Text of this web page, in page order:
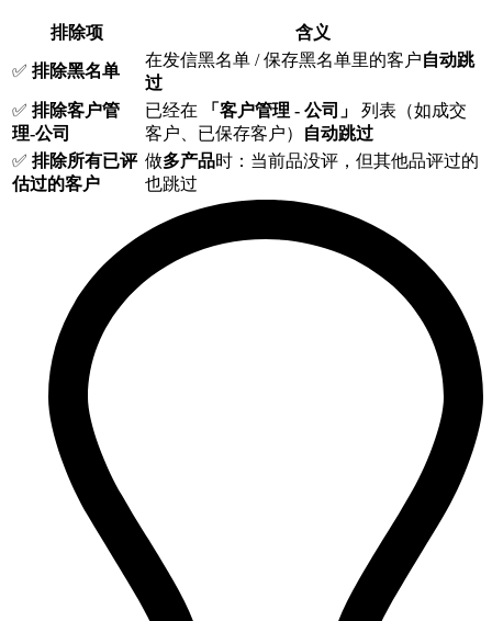
排除项 含义
✅ 排除黑名单
在发信黑名单 / 保存黑名单里的客户自动跳
过
✅ 排除客户管
理-公司
已经在 「客户管理 - 公司」
列表（如成交
客户、已保存客户）
自动跳过
✅ 排除所有已评
估过的客户
做多产品时：当前品没评，但其他品评过的
也跳过